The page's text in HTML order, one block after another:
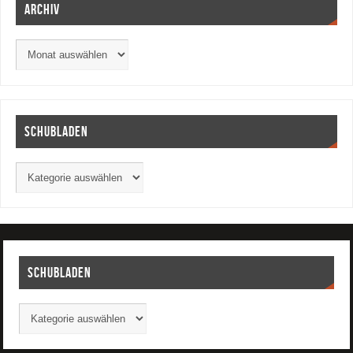
Archiv
Schubladen
Schubladen